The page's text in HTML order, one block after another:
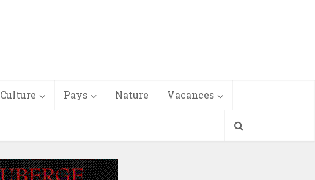
Culture Pays Nature Vacances